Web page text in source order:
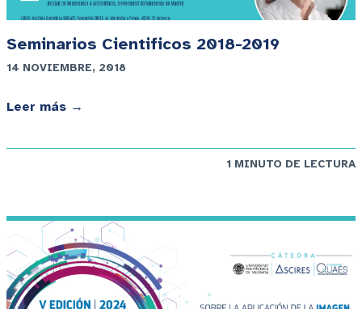
Seminarios Cientificos 2018-2019
14 NOVIEMBRE, 2018
Leer más →
1 MINUTO DE LECTURA